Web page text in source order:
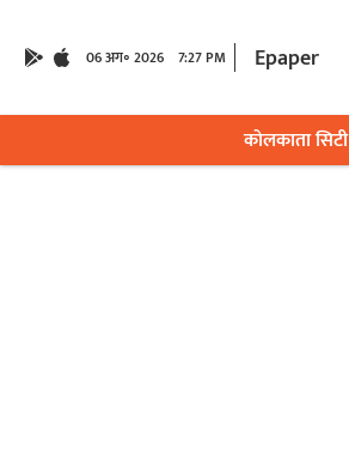
06 अग॰ 2026 7:27 PM Epaper
कोलकाता सिटी